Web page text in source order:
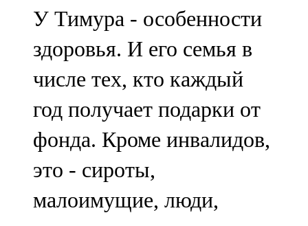
Яңа чишмә
107,0 FM
Яр Чаллы
105,5 FM
У Тимура - особенности
здоровья. И его семья в
числе тех, кто каждый
год получает подарки от
фонда. Кроме инвалидов,
это - сироты,
малоимущие, люди,